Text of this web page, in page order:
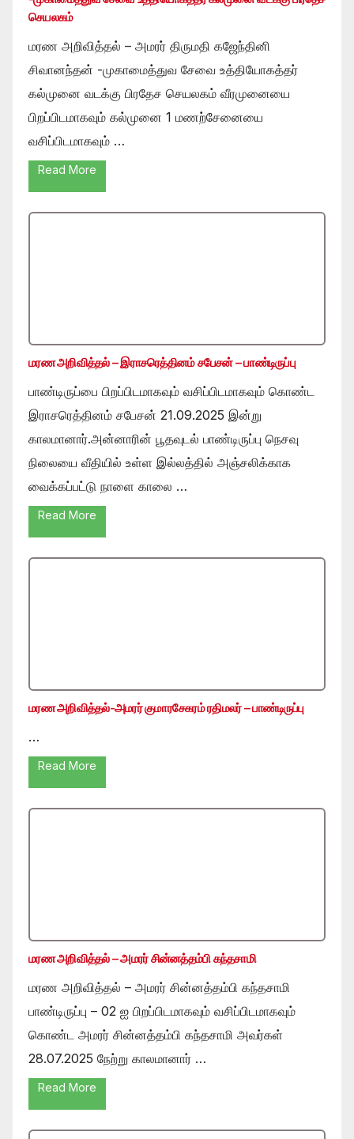
செயலகம்
மரண அறிவித்தல் – அமரர் திருமதி கஜேந்தினி
சிவானந்தன் -முகாமைத்துவ சேவை உத்தியோகத்தர்
கல்முனை வடக்கு பிரதேச செயலகம் வீரமுனையை
பிறப்பிடமாகவும் கல்முனை 1 மணற்சேனையை
வசிப்பிடமாகவும் …
Read More
மரண அறிவித்தல் – இராசரெத்தினம் சபேசன் – பாண்டிருப்பு
பாண்டிருப்பை பிறப்பிடமாகவும் வசிப்பிடமாகவும் கொண்ட
இராசரெத்தினம் சபேசன் 21.09.2025 இன்று
காலமானார்.அன்னாரின் பூதவுடல் பாண்டிருப்பு நெசவு
நிலையை வீதியில் உள்ள இல்லத்தில் அஞ்சலிக்காக
வைக்கப்பட்டு நாளை காலை …
Read More
மரண அறிவித்தல்-அமரர் குமாரசேகரம் ரதிமலர் – பாண்டிருப்பு
…
Read More
மரண அறிவித்தல் – அமரர் சின்னத்தம்பி கந்தசாமி
மரண அறிவித்தல் – அமரர் சின்னத்தம்பி கந்தசாமி
பாண்டிருப்பு – 02 ஐ பிறப்பிடமாகவும் வசிப்பிடமாகவும்
கொண்ட அமரர் சின்னத்தம்பி கந்தசாமி அவர்கள்
28.07.2025 நேற்று காலமானார் …
Read More